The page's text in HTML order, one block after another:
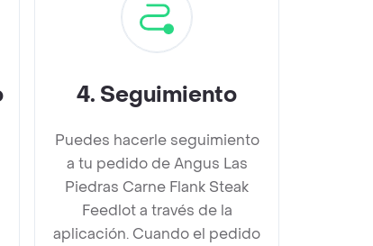
4. Seguimiento
Puedes hacerle seguimiento
a tu pedido de Angus Las
Piedras Carne Flank Steak
Feedlot a través de la
aplicación. Cuando el pedido